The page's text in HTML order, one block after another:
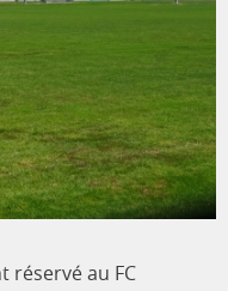
réservé au FC